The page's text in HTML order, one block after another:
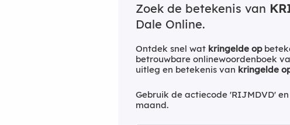
Zoek de betekenis van
Dale Online.
Ontdek snel wat kringelde op
betrouwbare onlinewoordenboek
uitleg en betekenis van kringelde
Gebruik de actiecode 'RIJMDVD'
maand.